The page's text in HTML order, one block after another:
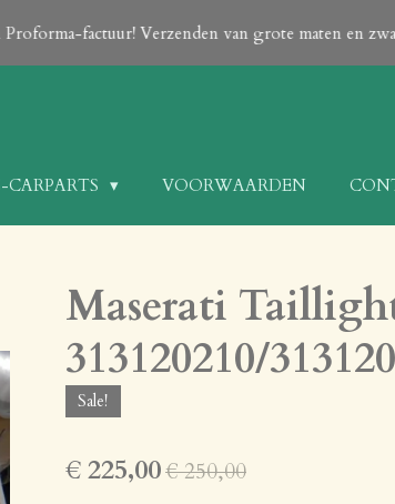
factuur! Verzenden van grote maten en
CARPARTS VOORWAARDEN
Maserati
313120210/
Sale!
€ 225,00€ 250,00